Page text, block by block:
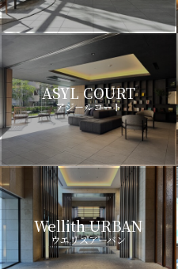
ASYL COURT
アジールコート
Wellith URBAN
ウエリスアーバン